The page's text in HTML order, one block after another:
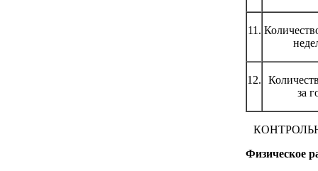
11.
12.
за
Физическое